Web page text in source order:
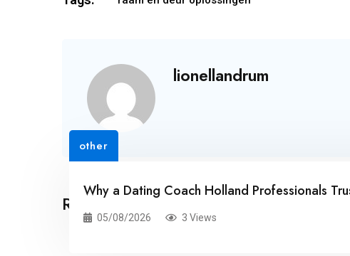
lionellandrum
Related Posts
other
Why a Dating Coach Holland Professionals
05/08/2026 3 Views